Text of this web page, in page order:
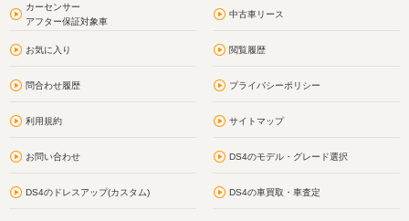
カーセンサー
アフター保証対象車
中古車リース
お気に入り 閲覧履歴
問合わせ履歴 プライバシーポリシー
利用規約 サイトマップ
お問い合わせ DS4のモデル・グレード選択
DS4のドレスアップ(カスタム) DS4の車買取・車査定